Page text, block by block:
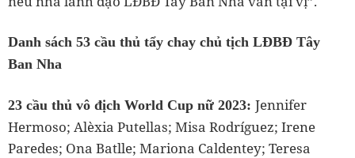
Danh sách 53 cầu thủ tẩy chay chủ tịch LĐBĐ Tây
Ban Nha
23 cầu thủ vô địch World Cup nữ 2023: Jennifer
Hermoso; Alèxia Putellas; Misa Rodríguez; Irene
Paredes; Ona Batlle; Mariona Caldentey; Teresa